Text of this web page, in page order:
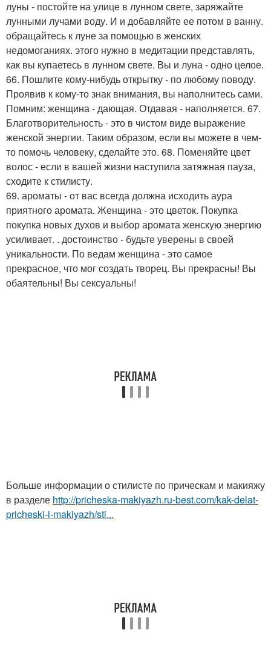
луны - постойте на улице в лунном свете, заряжайте
лунными лучами воду. И и добавляйте ее потом в ванну.
обращайтесь к луне за помощью в женских
недомоганиях. этого нужно в медитации представлять,
как вы купаетесь в лунном свете. Вы и луна - одно целое.
66. Пошлите кому-нибудь открытку - по любому поводу.
Проявив к кому-то знак внимания, вы наполнитесь сами.
Помним: женщина - дающая. Отдавая - наполняется. 67.
Благотворительность - это в чистом виде выражение
женской энергии. Таким образом, если вы можете в чем-
то помочь человеку, сделайте это. 68. Поменяйте цвет
волос - если в вашей жизни наступила затяжная пауза,
сходите к стилисту.
69. ароматы - от вас всегда должна исходить аура
приятного аромата. Женщина - это цветок. Покупка
покупка новых духов и выбор аромата женскую энергию
усиливает. . достоинство - будьте уверены в своей
уникальности. По ведам женщина - это самое
прекрасное, что мог создать творец. Вы прекрасны! Вы
обаятельны! Вы сексуальны!
Больше информации о стилисте по прическам и макияжу
в разделе http://pricheska-makiyazh.ru-best.com/kak-delat-
pricheski-i-makiyazh/sti...